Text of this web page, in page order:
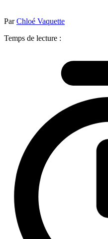
ParChloé Vaquette
Temps de lecture :